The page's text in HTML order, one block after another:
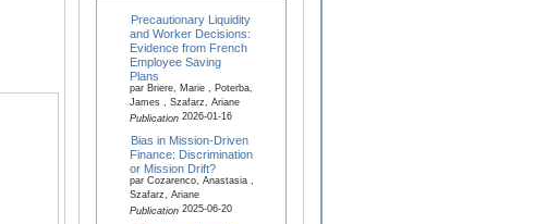
Precautionary Liquidity
and Worker Decisions:
Evidence from French
Employee Saving
Plans
par Briere, Marie , Poterba,
James , Szafarz, Ariane
Publication2026-01-16
Bias in Mission-Driven
Finance: Discrimination
or Mission Drift?
par Cozarenco, Anastasia ,
Szafarz, Ariane
Publication2025-06-20